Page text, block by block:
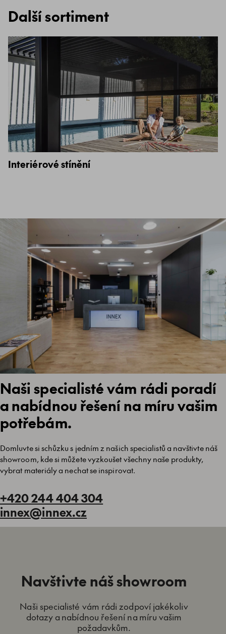
Další sortiment
Interiérové stínění
Naši specialisté vám rádi poradí
a nabídnou řešení na míru vašim
potřebám.
Domluvte si schůzku s jedním z našich specialistů a navštivte náš
showroom, kde si můžete vyzkoušet všechny naše produkty,
vybrat materiály a nechat se inspirovat.
+420 244 404 304
innex@innex.cz
Navštivte náš showroom
Naši specialisté vám rádi zodpoví jakékoliv
dotazy a nabídnou řešení na míru vašim
požadavkům.